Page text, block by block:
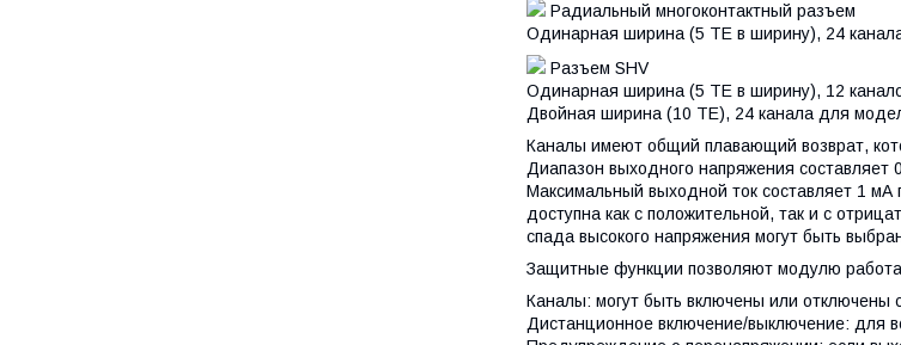
Радиальный многоконтактный разъем
Одинарная ширина (5 TE в ширину), 24
Разъем SHV
Одинарная ширина (5 TE в ширину), 12
Двойная ширина (10 ТЕ), 24 канала для
Каналы имеют общий плавающий возврат,
Диапазон выходного напряжения
Максимальный выходной ток составляет 1
доступна как с положительной, так и с
спада высокого напряжения могут быть
Защитные функции позволяют модулю
Каналы: могут быть включены или отключены
Дистанционное включение/выключение: для